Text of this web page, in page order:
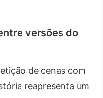
versões do
de cenas com
reapresenta um